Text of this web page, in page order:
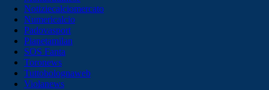
Notiziecalciomercato
Numericalcio
Padovasport
Pianetamilan
SOS Fanta
Toronews
Tuttobolognaweb
Violanews